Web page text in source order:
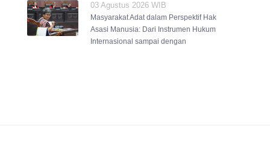
03 Agustus 2026 WIB
Masyarakat Adat dalam Perspektif Hak
Asasi Manusia: Dari Instrumen Hukum
Internasional sampai dengan